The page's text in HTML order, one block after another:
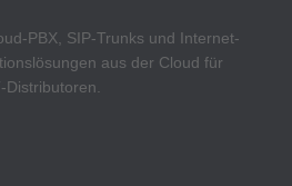
PBX, SIP-Trunks und Internet-
aus der Cloud für